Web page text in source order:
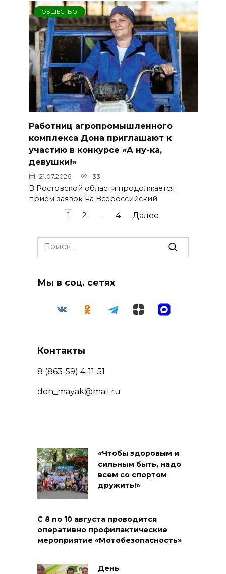
ОБЩЕСТВО
Работниц агропромышленного
комплекса Дона приглашают к
участию в конкурсе «А ну-ка,
девушки!»
21.07.2026 33
В Ростовской области продолжается
прием заявок на Всероссийский
1 2 … 4 Далее
Search
for:
Мы в соц. сетях
Контакты
8 (863-59) 4-11-51
don_mayak@mail.ru
«Чтобы здоровым и
сильным быть, надо
всем со спортом
дружить!»
С 8 по 10 августа проводится
оперативно профилактические
мероприятие «Мотобезопасность»
День